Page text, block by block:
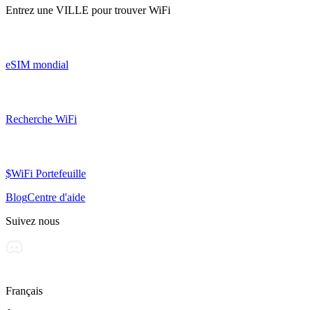
Entrez une VILLE pour trouver WiFi
eSIM mondial
Recherche WiFi
$WiFi Portefeuille
BlogCentre d'aide
Suivez nous
Français